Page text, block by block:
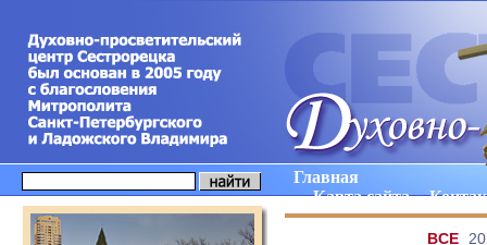
Главная
Карта сайта
ВCE